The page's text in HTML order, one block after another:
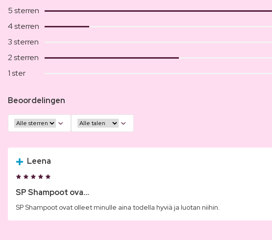
5 sterren
4 sterren
3 sterren
2 sterren
1 ster
Beoordelingen
Leena
SP Shampoot ova...
SP Shampoot ovat olleet minulle aina todella hyviä ja luotan niihin.